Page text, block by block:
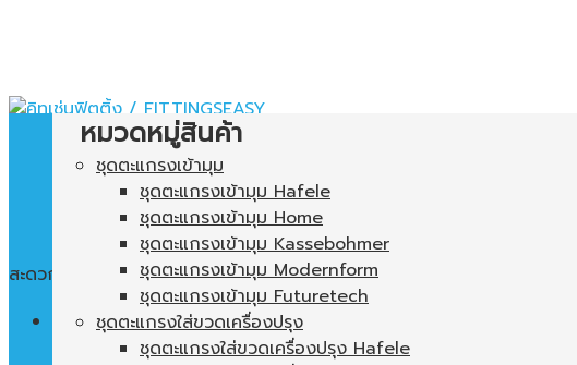
สะดวก ใช้งานง่าย พื้นที่ในตู้ไม่เปล่าประโยชน์
Menu
หมวดหมู่สินค้า
ชุดตะแกรงเข้ามุม
ชุดตะแกรงเข้ามุม Hafele
ชุดตะแกรงเข้ามุม Home
ชุดตะแกรงเข้ามุม Kassebohmer
ชุดตะแกรงเข้ามุม Modernform
ชุดตะแกรงเข้ามุม Futuretech
ชุดตะแกรงใส่ขวดเครื่องปรุง
ชุดตะแกรงใส่ขวดเครื่องปรุง Hafele